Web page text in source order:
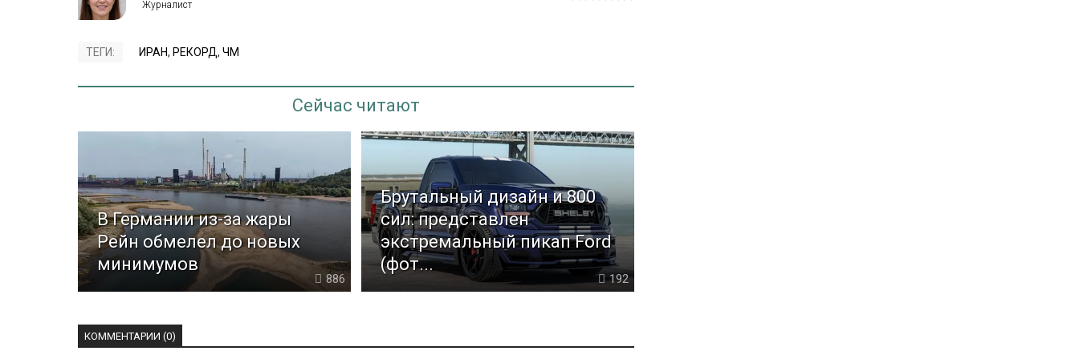
ТЕГИ: ИРАН, РЕКОРД, ЧМ
Сейчас читают
В Германии из-за жары
Рейн обмелел до новых
минимумов
886
Брутальный дизайн и 800
сил: представлен
экстремальный пикап Ford
(фот...
192
КОММЕНТАРИИ (0)